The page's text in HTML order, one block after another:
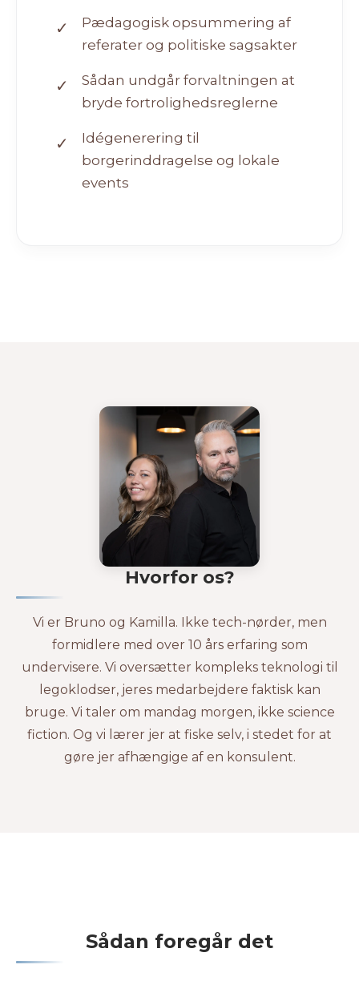
✓
Pædagogisk opsummering af
referater og politiske sagsakter
✓
Sådan undgår forvaltningen at
bryde fortrolighedsreglerne
✓
Idégenerering til
borgerinddragelse og lokale
events
Hvorfor os?
Vi er Bruno og Kamilla. Ikke tech-nørder, men
formidlere med over 10 års erfaring som
undervisere. Vi oversætter kompleks teknologi til
legoklodser, jeres medarbejdere faktisk kan
bruge. Vi taler om mandag morgen, ikke science
fiction. Og vi lærer jer at fiske selv, i stedet for at
gøre jer afhængige af en konsulent.
Sådan foregår det